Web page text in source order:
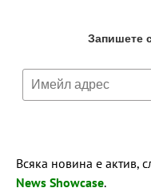
Всяка новина е актив,
News Showcase.